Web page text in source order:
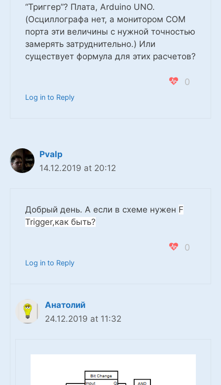
“Триггер”? Плата, Arduino UNO.
(Осциллографа нет, а монитором COM
порта эти величины с нужной точностью
замерять затруднительно.) Или
существует формула для этих расчетов?
0
Log in to Reply
Pvalp
14.12.2019 at 20:12
Добрый день. А если в схеме нужен F
Trigger,как быть?
0
Log in to Reply
Анатолий
24.12.2019 at 11:32